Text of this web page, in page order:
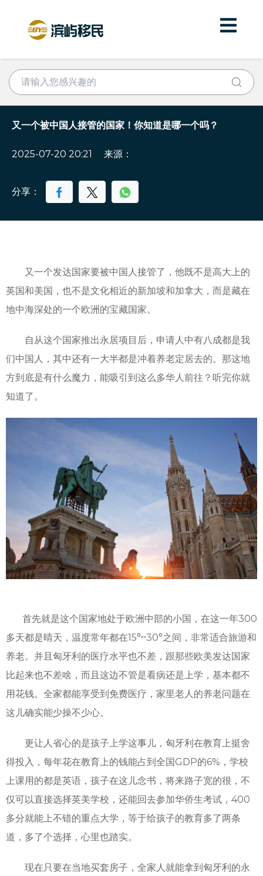
又一个被中国人接管的国家！你知道是哪一个吗？
2025-07-20 20:21 来源：
分享：
又一个发达国家要被中国人接管了，他既不是高大上的
英国和美国，也不是文化相近的新加坡和加拿大，而是藏在
地中海深处的一个欧洲的宝藏国家。
自从这个国家推出永居项目后，申请人中有八成都是我
们中国人，其中还有一大半都是冲着养老定居去的。那这地
方到底是有什么魔力，能吸引到这么多华人前往？听完你就
知道了。
首先就是这个国家地处于欧洲中部的小国，在这一年300
多天都是晴天，温度常年都在15°~30°之间，非常适合旅游和
养老。并且匈牙利的医疗水平也不差，跟那些欧美发达国家
比起来也不差啥，而且这边不管是看病还是上学，基本都不
用花钱。全家都能享受到免费医疗，家里老人的养老问题在
这儿确实能少操不少心。
更让人省心的是孩子上学这事儿，匈牙利在教育上挺舍
得投入，每年花在教育上的钱能占到全国GDP的6%，学校
上课用的都是英语，孩子在这儿念书，将来路子宽的很，不
仅可以直接选择英美学校，还能回去参加华侨生考试，400
多分就能上不错的重点大学，等于给孩子的教育多了两条
道，多了个选择，心里也踏实。
现在只要在当地买套房子，全家人就能拿到匈牙利的永